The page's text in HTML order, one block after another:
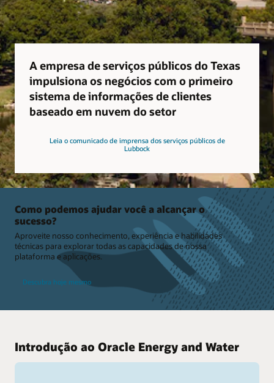
A empresa de serviços públicos do Texas
impulsiona os negócios com o primeiro
sistema de informações de clientes
baseado em nuvem do setor
Leia o comunicado de imprensa dos serviços públicos de
Lubbock
Como podemos ajudar você a alcançar o
sucesso?
Aproveite nosso conhecimento, experiência e habilidades
técnicas para explorar todas as capacidades de nossa
plataforma e aplicações.
Descubra hoje mesmo
Introdução ao Oracle Energy and Water